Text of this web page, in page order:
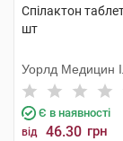
Спілактон
шт
Уорлд Медицин
Тідж
Є в наявності
від 46.30 грн